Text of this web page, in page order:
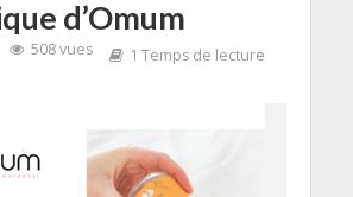
d’Omum
508 vues 1 Temps de lecture